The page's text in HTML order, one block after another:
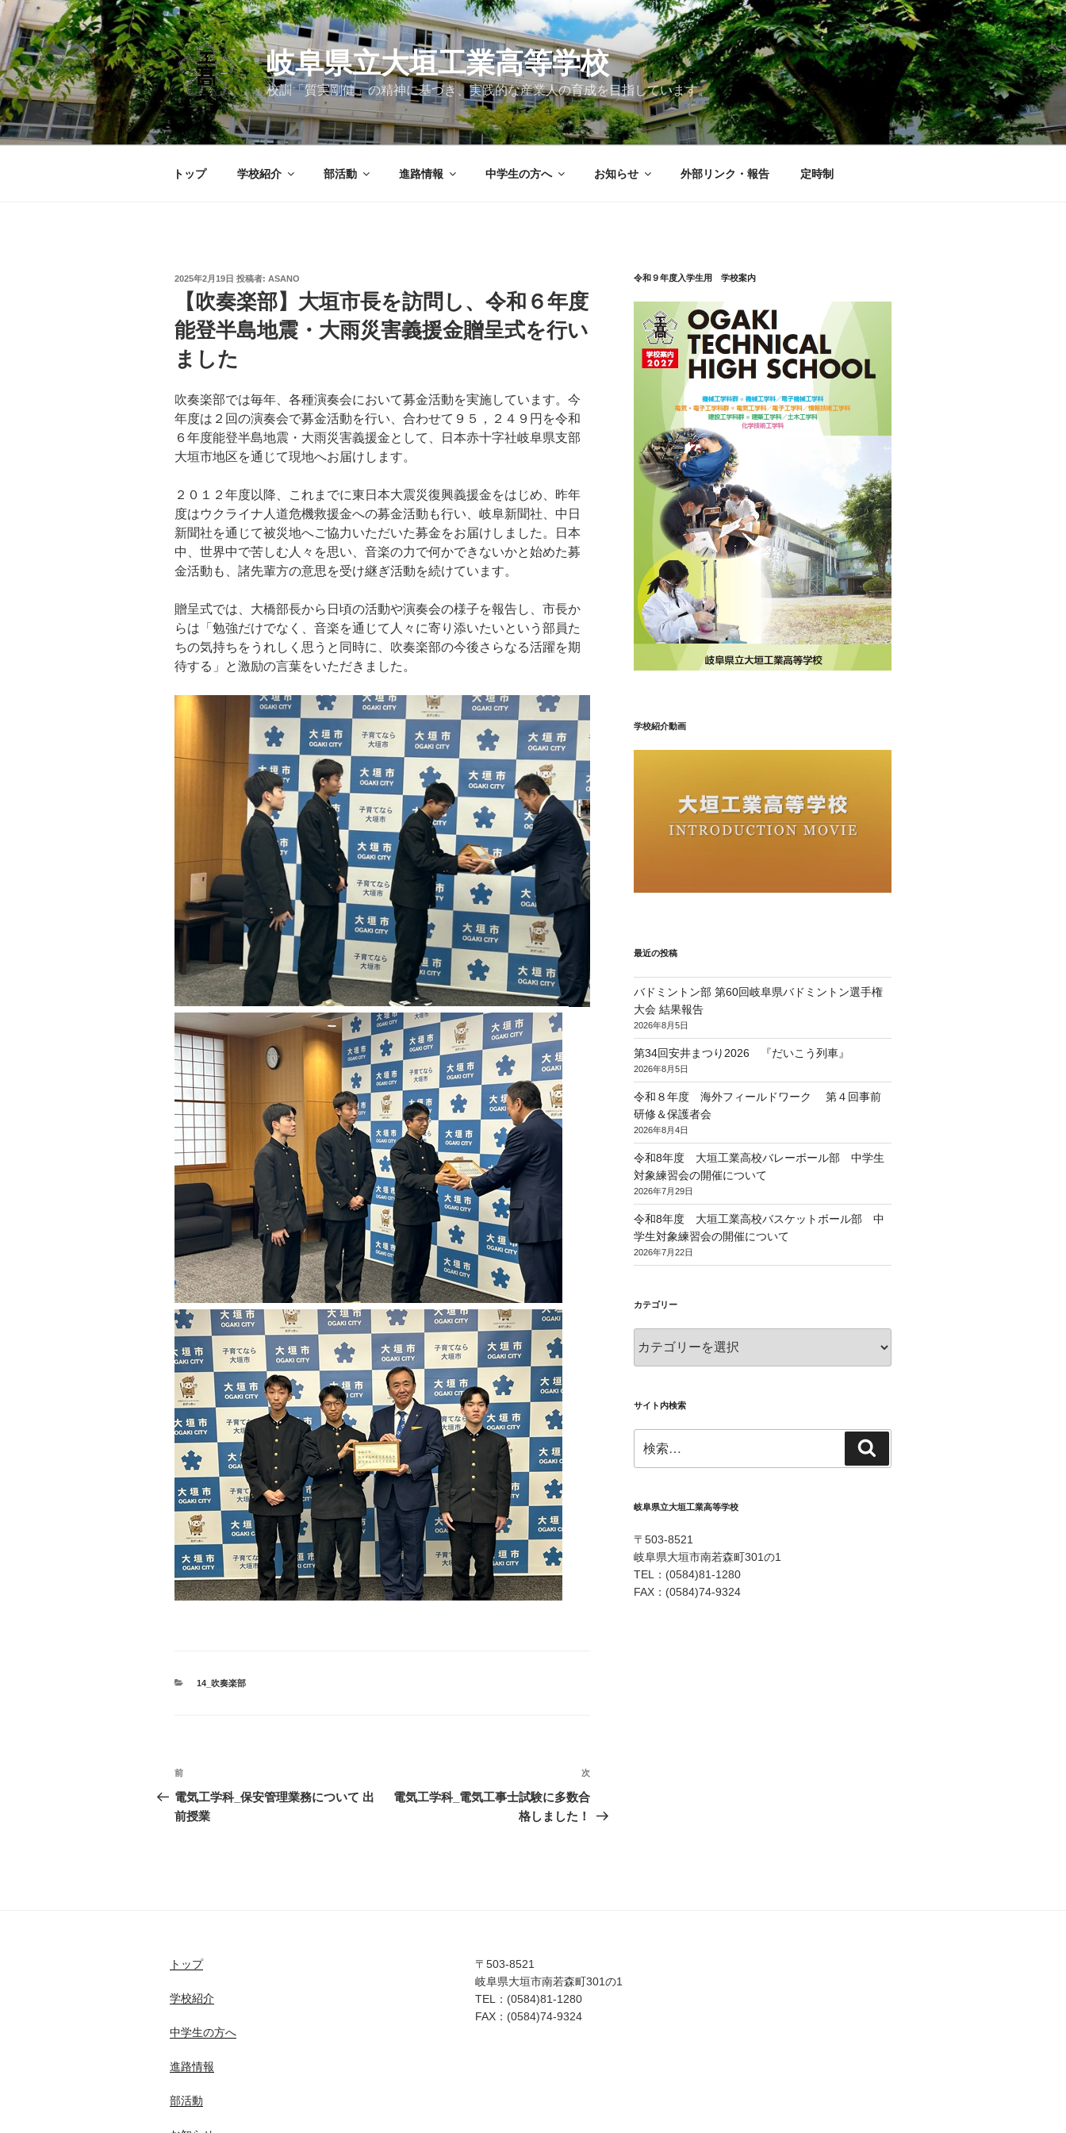
コ
ン
テ
ン
ツ
へ
ス
キ
岐阜県立大垣工業高等学校
校訓「質実剛健」の精神に基づき、実践的な産業人の育成を目指しています。
トップ 学校紹介 部活動 進路情報 中学生の方へ お知らせ 外部リンク・報告 定時制
投
2025年2月19日 投稿者: ASANO
【吹奏楽部】大垣市長を訪問し、令和６年度
能登半島地震・大雨災害義援金贈呈式を行い
ました
吹奏楽部では毎年、各種演奏会において募金活動を実施しています。今
年度は２回の演奏会で募金活動を行い、合わせて９５，２４９円を令和
６年度能登半島地震・大雨災害義援金として、日本赤十字社岐阜県支部
大垣市地区を通じて現地へお届けします。
２０１２年度以降、これまでに東日本大震災復興義援金をはじめ、昨年
度はウクライナ人道危機救援金への募金活動も行い、岐阜新聞社、中日
新聞社を通じて被災地へご協力いただいた募金をお届けしました。日本
中、世界中で苦しむ人々を思い、音楽の力で何かできないかと始めた募
金活動も、諸先輩方の意思を受け継ぎ活動を続けています。
贈呈式では、大橋部長から日頃の活動や演奏会の様子を報告し、市長か
らは「勉強だけでなく、音楽を通じて人々に寄り添いたいという部員た
ちの気持ちをうれしく思うと同時に、吹奏楽部の今後さらなる活躍を期
待する」と激励の言葉をいただきました。
カ
14_吹奏楽部
投
稿
ナ
ョ
ン
前
の
投
前
電気工学科_保安管理業務について 出
前授業
次
の
投
次
電気工学科_電気工事士試験に多数合
格しました！
令和９年度入学生用 学校案内
学校紹介動画
最近の投稿
バドミントン部 第60回岐阜県バドミントン選手権
大会 結果報告
2026年8月5日
第34回安井まつり2026 『だいこう列車』
2026年8月5日
令和８年度 海外フィールドワーク 第４回事前
研修＆保護者会
2026年8月4日
令和8年度 大垣工業高校バレーボール部 中学生
対象練習会の開催について
2026年7月29日
令和8年度 大垣工業高校バスケットボール部 中
学生対象練習会の開催について
2026年7月22日
カテゴリー
テ
ー
サイト内検索
索:
索
岐阜県立大垣工業高等学校
〒503-8521
岐阜県大垣市南若森町301の1
TEL：(0584)81-1280
FAX：(0584)74-9324
トップ
学校紹介
中学生の方へ
進路情報
部活動
〒503-8521
岐阜県大垣市南若森町301の1
TEL：(0584)81-1280
FAX：(0584)74-9324